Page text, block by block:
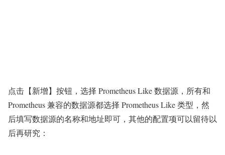
点击【新增】按钮，选择 Prometheus Like 数据源，所有和
Prometheus 兼容的数据源都选择 Prometheus Like 类型，然
后填写数据源的名称和地址即可，其他的配置项可以留待以
后再研究：